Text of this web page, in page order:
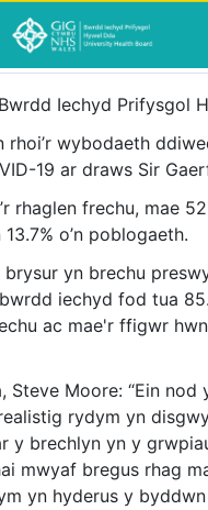
Iechyd Prifysgol
wybodaeth
19 ar draws Sir
rhaglen frechu, mae
o’n poblogaeth.
yn brechu
iechyd fod tua
ac mae'r ffigwr
Moore: “Ein nod
rydym yn
y brechlyn yn y
mwyaf bregus rhag
yn hyderus y